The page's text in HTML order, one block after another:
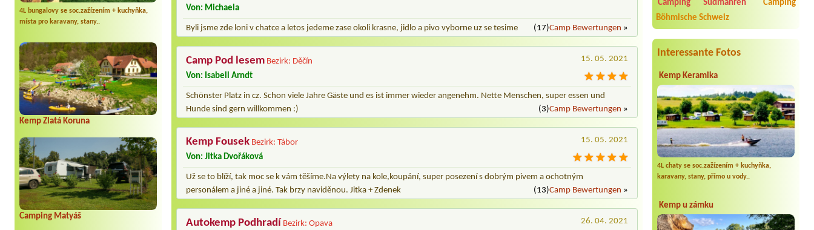
4L bungalovy se soc.zažízením + kuchyňka,
místa pro karavany, stany..
Kemp Zlatá Koruna
Camping Matyáš
Termin ab 2026-07-29 |
Amerika
Stellplatz für 2 Personen und 1 Hund
Termin ab 2026-07-25 |
1x stan misto 2x dite pod 5let a 2x
dospělý
Camping Südmähren
Camping
Böhmische Schweiz
Interessante Fotos
Kemp Keramika
4L chaty se soc.zažízením + kuchyňka,
karavany, stany, přímo u vody..
Kemp u zámku
Von: Michaela
Byli jsme zde loni v chatce a letos jedeme zase okoli krasne, jidlo a pivo vyborne uz se tesime (17)Camp Bewertungen »
Camp Pod lesem Bezirk: Děčín
15. 05. 2021
Von: Isabell Arndt
Schönster Platz in cz. Schon viele Jahre Gäste und es ist immer wieder angenehm. Nette Menschen, super essen und
Hunde sind gern willkommen :)
(3)Camp Bewertungen »
Kemp Fousek Bezirk: Tábor
15. 05. 2021
Von: Jitka Dvořáková
Už se to blíží, tak moc se k vám těšíme.Na výlety na kole,koupání, super posezení s dobrým pivem a ochotným
personálem a jiné a jiné. Tak brzy naviděnou. Jitka + Zdenek
(13)Camp Bewertungen »
Autokemp Podhradí Bezirk: Opava
26. 04. 2021